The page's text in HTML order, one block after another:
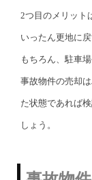
2つ目のメリット
いったん更地に
もちろん、駐車
事故物件の売却
た状態であれば
しょう。